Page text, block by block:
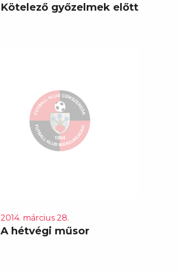
Kötelező győzelmek előtt
2014. március 28.
A hétvégi műsor